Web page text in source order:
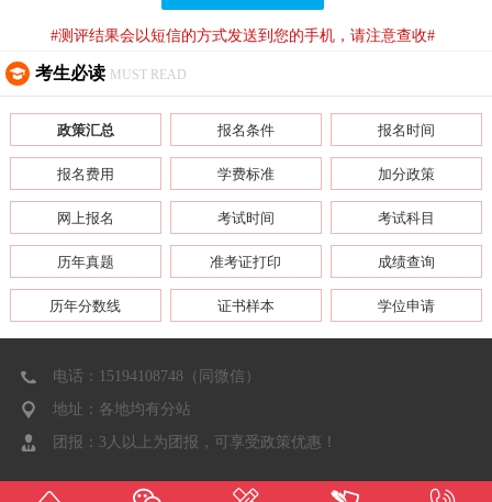
#测评结果会以短信的方式发送到您的手机，请注意查收#
考生必读 MUST READ
政策汇总 报名条件 报名时间
报名费用 学费标准 加分政策
网上报名 考试时间 考试科目
历年真题 准考证打印 成绩查询
历年分数线 证书样本 学位申请
电话：15194108748（同微信）
地址：各地均有分站
团报：3人以上为团报，可享受政策优惠！